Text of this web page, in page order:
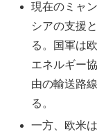
現在のミャ
シアの支援
る。国軍は
エネルギー
由の輸送路
る。​
一方、欧米